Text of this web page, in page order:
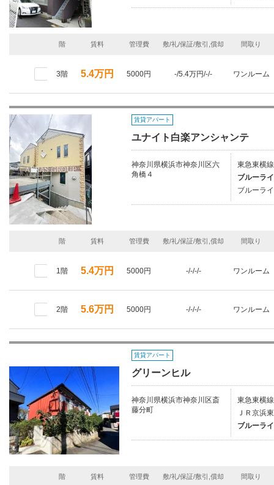
階 賃料 管理費 敷/礼/保証/敷引,償却 間取り
3階 5.4万円 5000円 -/5.4万円/-/- ワンルーム
賃貸アパート
ユナイト白楽アンシャンテ
神奈川県横浜市神奈川区六
角橋４
東急東横
ブルーラ
ブルーラ
階 賃料 管理費 敷/礼/保証/敷引,償却 間取り
1階 5.4万円 5000円 -/-/-/- ワンルーム
2階 5.6万円 5000円 -/-/-/- ワンルーム
賃貸アパート
グリーンヒル
神奈川県横浜市神奈川区斎
藤分町
東急東横
ＪＲ京浜
ブルーラ
階 賃料 管理費 敷/礼/保証/敷引,償却 間取り